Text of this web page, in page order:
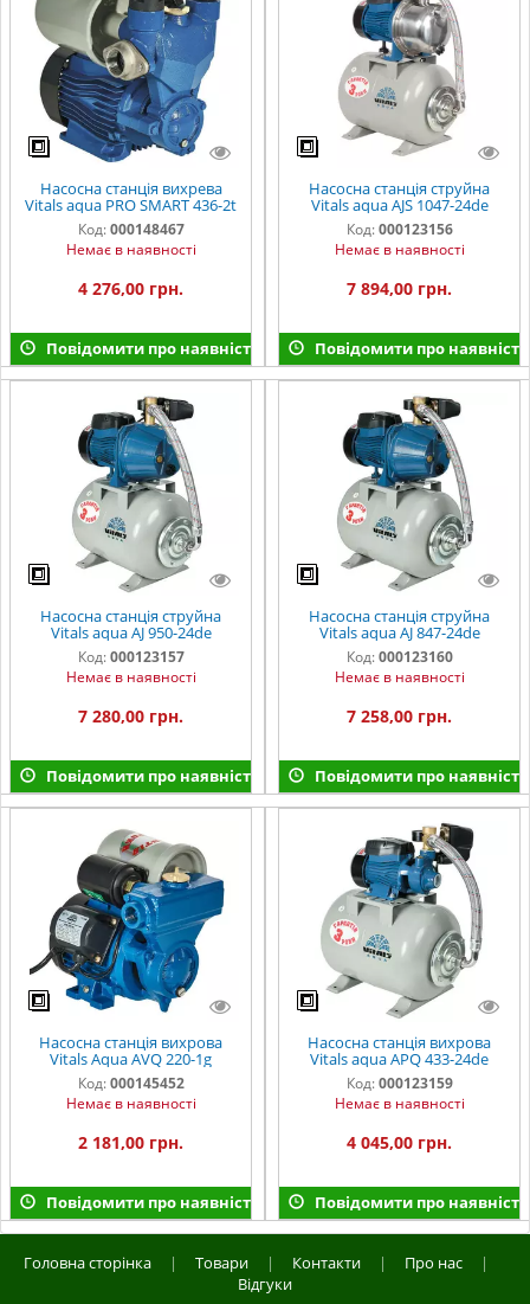
Насосна станція вихрева
Vitals aqua PRO SMART 436-2t
Код: 000148467
Немає в наявності
4 276,00 грн.
Повідомити про наявність
Насосна станція струйна
Vitals aqua AJS 1047-24de
Код: 000123156
Немає в наявності
7 894,00 грн.
Повідомити про наявність
Насосна станція струйна
Vitals aqua AJ 950-24de
Код: 000123157
Немає в наявності
7 280,00 грн.
Повідомити про наявність
Насосна станція струйна
Vitals aqua AJ 847-24de
Код: 000123160
Немає в наявності
7 258,00 грн.
Повідомити про наявність
Насосна станція вихрова
Vitals Aqua AVQ 220-1g
Код: 000145452
Немає в наявності
2 181,00 грн.
Повідомити про наявність
Насосна станція вихрова
Vitals aqua APQ 433-24de
Код: 000123159
Немає в наявності
4 045,00 грн.
Повідомити про наявність
Головна сторінка | Товари | Контакти | Про нас
|
Відгуки